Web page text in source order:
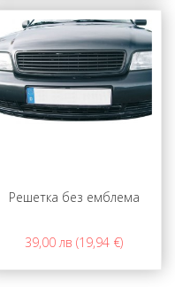
Решетка без емблема
39,00 лв (19,94 €)